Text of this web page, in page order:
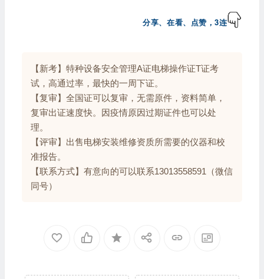
分享、在看、点赞，3连
【新考】特种设备安全管理A证电梯操作证T证考
试，高通过率，最快的一周下证。
【复审】全国证可以复审，无需原件，资料简单，
复审出证速度快。因疫情原因过期证件也可以处
理。
【评审】出售电梯安装维修资质所需要的仪器和校
准报告。
【联系方式】有意向的可以联系13013558591（微信
同号）